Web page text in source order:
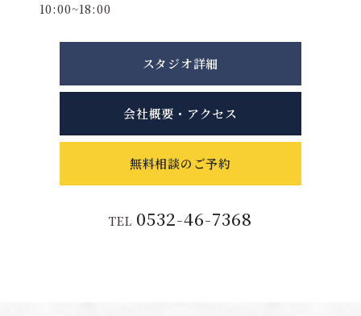
10:00~18:00
スタジオ詳細
会社概要・アクセス
無料相談のご予約
TEL 0532-46-7368